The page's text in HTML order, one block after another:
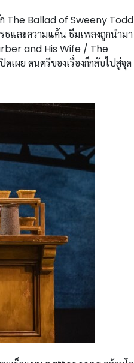
The Ballad of Sweeny Todd
และความแค้น ธีมเพลงถูกนำมา
and His Wife / The
เผย ดนตรีของเรื่องก็กลับไปสู่จุด